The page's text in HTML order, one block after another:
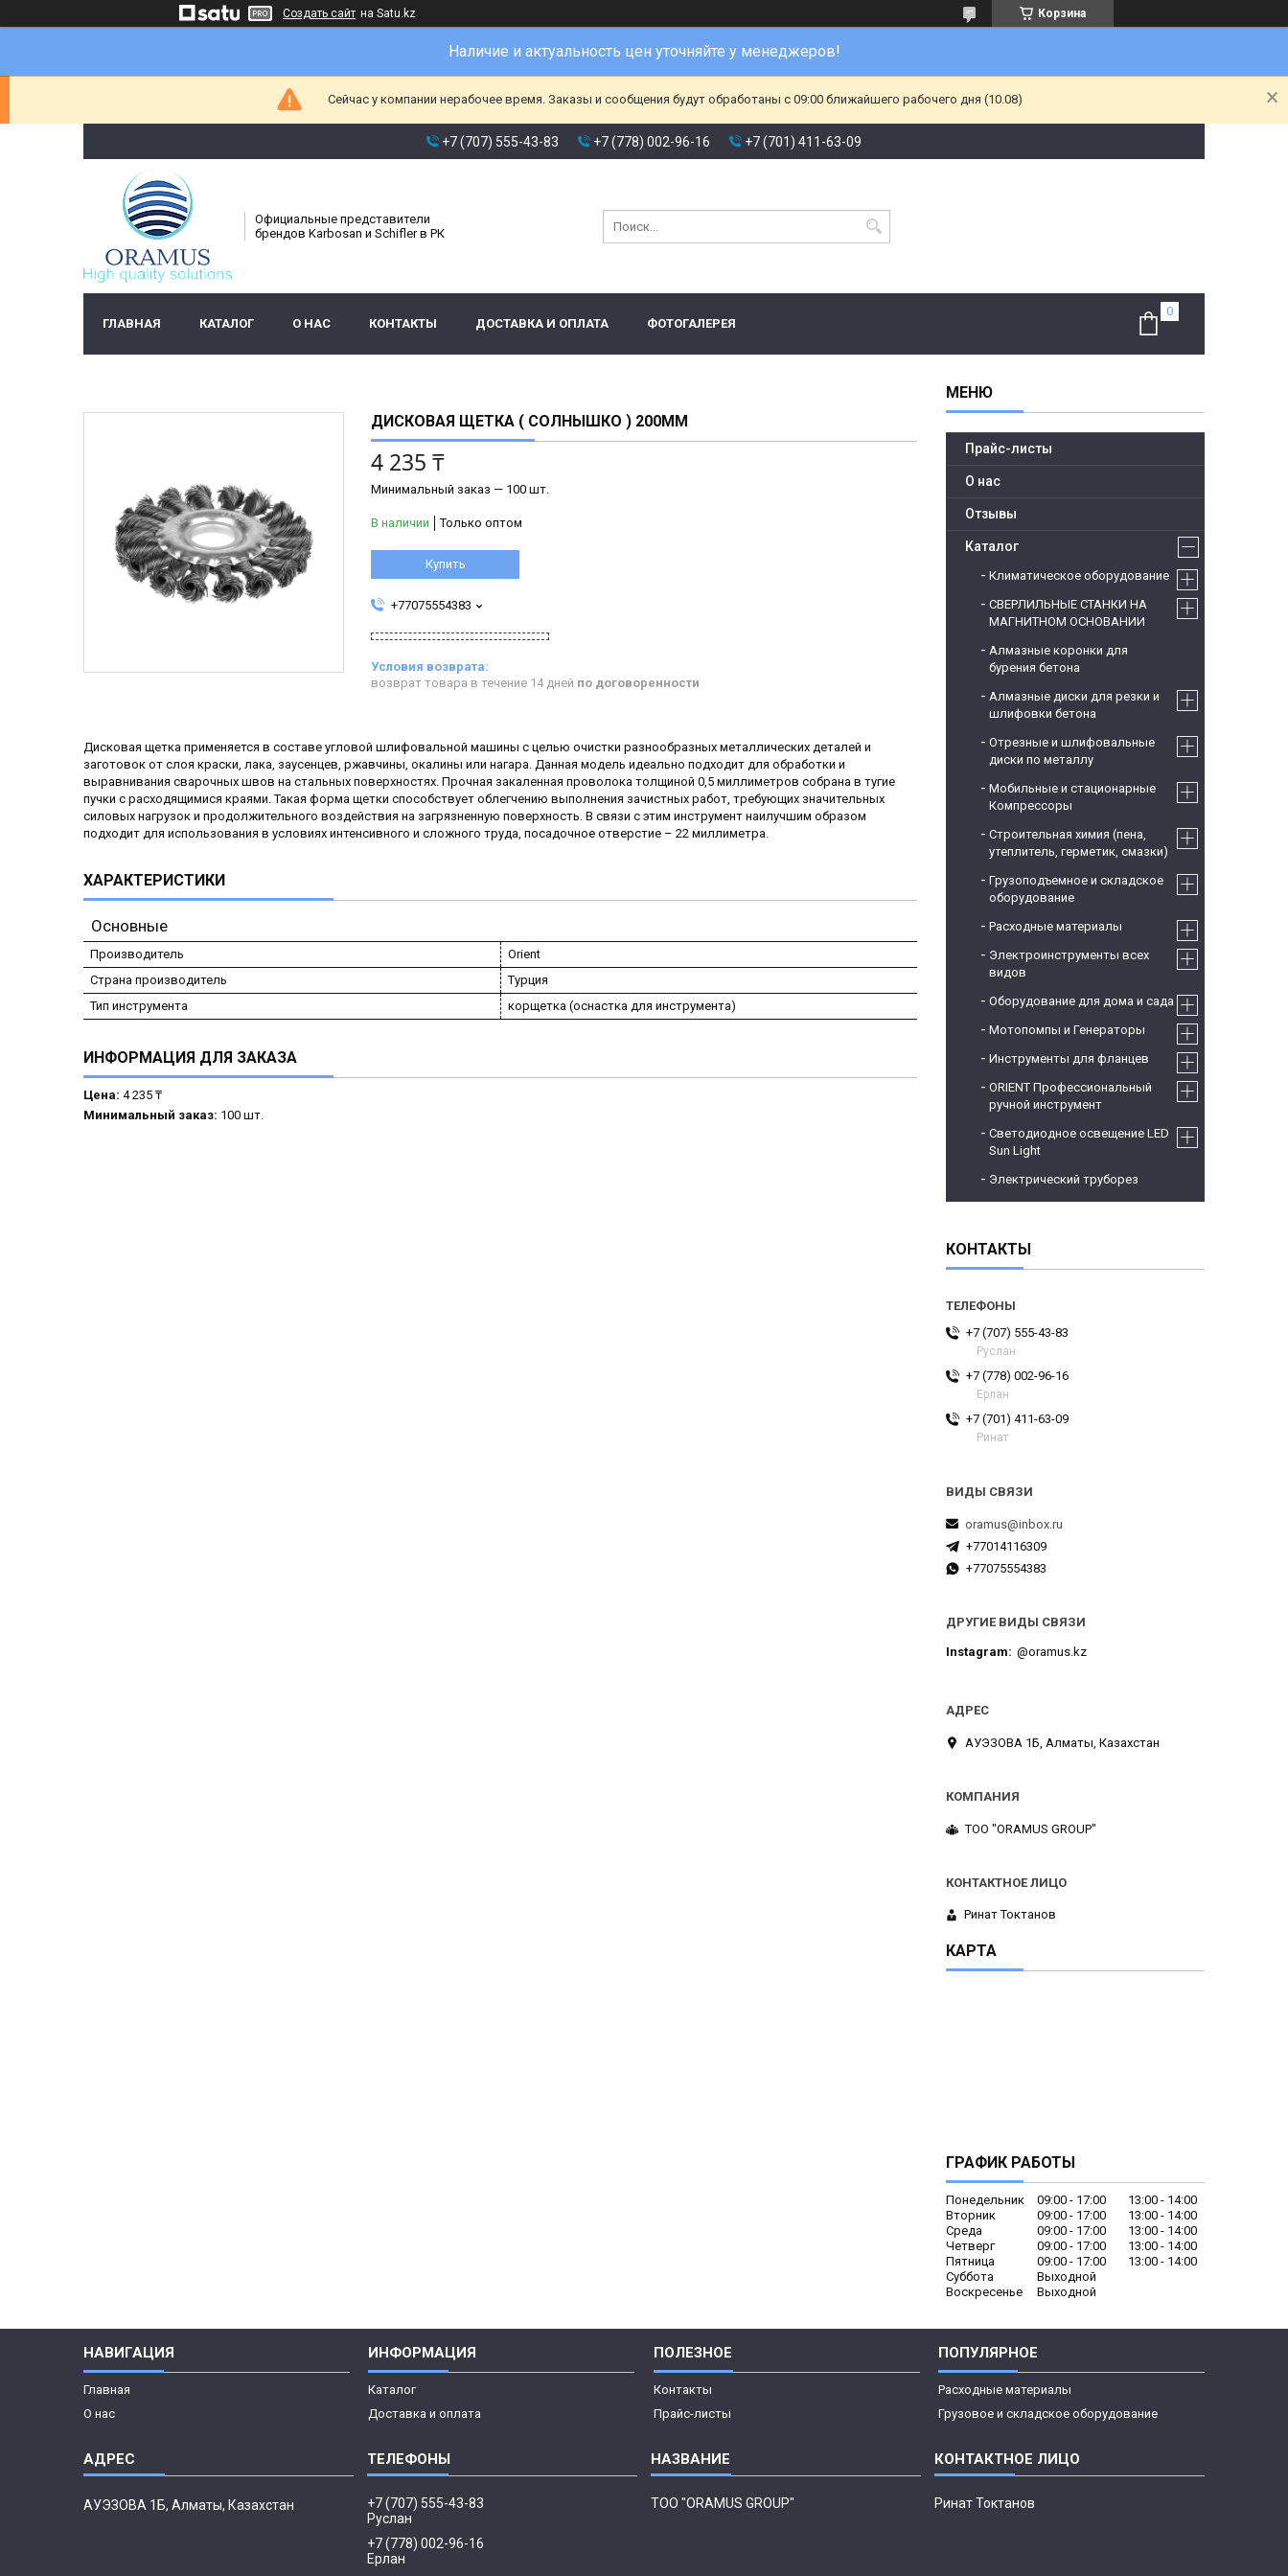
Создать сайт на Satu.kz Корзина
Наличие и актуальность цен уточняйте у менеджеров!
Сейчас у компании нерабочее время. Заказы и сообщения будут обработаны с 09:00 ближайшего рабочего дня (10.08)
+7 (707) 555-43-83 +7 (778) 002-96-16 +7 (701) 411-63-09
Официальные представители
брендов Karbosan и Schifler в РК
ГЛАВНАЯ КАТАЛОГ О НАС КОНТАКТЫ ДОСТАВКА И ОПЛАТА ФОТОГАЛЕРЕЯ
ДИСКОВАЯ ЩЕТКА ( СОЛНЫШКО ) 200ММ
4 235 ₸
Минимальный заказ — 100 шт.
В наличии Только оптом
Купить
+77075554383
возврат товара в течение 14 дней по договоренности
Дисковая щетка применяется в составе угловой шлифовальной машины с целью очистки разнообразных металлических деталей и
заготовок от слоя краски, лака, заусенцев, ржавчины, окалины или нагара. Данная модель идеально подходит для обработки и
выравнивания сварочных швов на стальных поверхностях. Прочная закаленная проволока толщиной 0,5 миллиметров собрана в тугие
пучки с расходящимися краями. Такая форма щетки способствует облегчению выполнения зачистных работ, требующих значительных
силовых нагрузок и продолжительного воздействия на загрязненную поверхность. В связи с этим инструмент наилучшим образом
подходит для использования в условиях интенсивного и сложного труда, посадочное отверстие – 22 миллиметра.
ХАРАКТЕРИСТИКИ
Основные
Производитель
Orient
Страна производитель
Турция
Тип инструмента
корщетка (оснастка для инструмента)
ИНФОРМАЦИЯ ДЛЯ ЗАКАЗА
Цена: 4 235 ₸
Минимальный заказ: 100 шт.
Прайс-листы
О нас
Отзывы
Каталог
Климатическое оборудование
СВЕРЛИЛЬНЫЕ СТАНКИ НА
МАГНИТНОМ ОСНОВАНИИ
Алмазные коронки для
бурения бетона
Алмазные диски для резки и
шлифовки бетона
Отрезные и шлифовальные
диски по металлу
Мобильные и стационарные
Компрессоры
Строительная химия (пена,
утеплитель, герметик, смазки)
Грузоподъемное и складское
оборудование
Расходные материалы
Электроинструменты всех
видов
Оборудование для дома и сада
Мотопомпы и Генераторы
Инструменты для фланцев
ORIENT Профессиональный
ручной инструмент
Светодиодное освещение LED
Sun Light
Электрический труборез
КОНТАКТЫ
+7 (707) 555-43-83
Руслан
+7 (778) 002-96-16
Ерлан
+7 (701) 411-63-09
Ринат
oramus@inbox.ru
+77014116309
+77075554383
ДРУГИЕ ВИДЫ СВЯЗИ
Instagram @oramus.kz
АУЭЗОВА 1Б, Алматы, Казахстан
ТОО "ORAMUS GROUP"
Ринат Токтанов
КАРТА
ГРАФИК РАБОТЫ
Понедельник 09:00 17:00 13:00
14:00
Вторник
09:00 17:00 13:00
14:00
Среда
09:00 17:00 13:00
14:00
Четверг
09:00 17:00 13:00
14:00
Пятница
09:00 17:00 13:00
14:00
Суббота
Выходной
Воскресенье
Выходной
НАВИГАЦИЯ
Главная
О нас
ИНФОРМАЦИЯ
Каталог
Доставка и оплата
ПОЛЕЗНОЕ
Контакты
Прайс-листы
ПОПУЛЯРНОЕ
Расходные материалы
Грузовое и складское оборудование
АУЭЗОВА 1Б, Алматы, Казахстан
+7 (707) 555-43-83
Руслан
+7 (778) 002-96-16
Ерлан
ТОО "ORAMUS GROUP" Ринат Токтанов